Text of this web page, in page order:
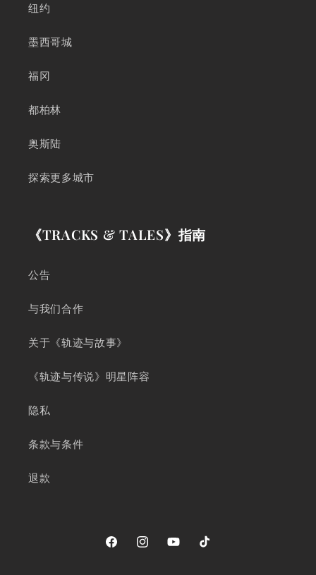
纽约
墨西哥城
福冈
都柏林
奥斯陆
探索更多城市
《TRACKS & TALES》指南
公告
与我们合作
关于《轨迹与故事》
《轨迹与传说》明星阵容
隐私
条款与条件
退款
FacebookInstagramYouTubeTikTok